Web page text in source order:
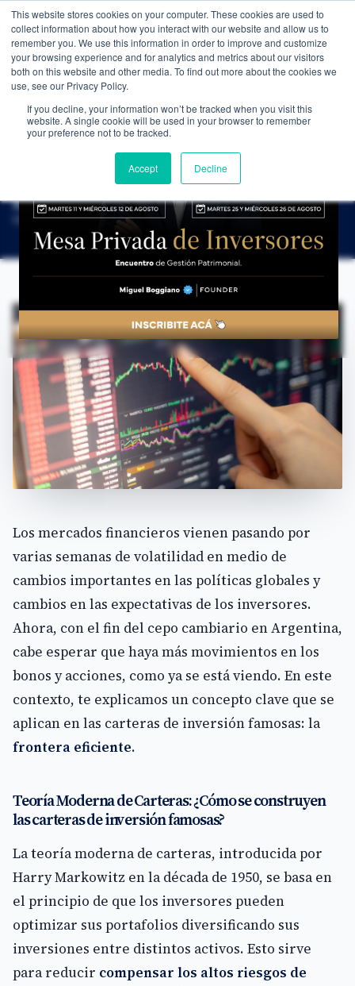
This website stores cookies on your computer. These cookies are used to
collect information about how you interact with our website and allow us to
remember you. We use this information in order to improve and customize
your browsing experience and for analytics and metrics about our visitors
both on this website and other media. To find out more about the cookies we
use, see our Privacy Policy.
If you decline, your information won’t be tracked when you visit this
website. A single cookie will be used in your browser to remember
your preference not to be tracked.
Accept Decline
WEALTH MANAGEMENT CDI MEMBRESÍA
NOTICIAS →
EDUCACIÓN FINANCIERA
La Clave de las Carteras de Inversión
Famosas: La Teoría Moderna y la Frontera
Eficiente
CDI Club de Inversores·14 de abril de 2025
Los mercados financieros vienen pasando por
varias semanas de volatilidad en medio de
cambios importantes en las políticas globales y
cambios en las expectativas de los inversores.
Ahora, con el fin del cepo cambiario en Argentina,
cabe esperar que haya más movimientos en los
bonos y acciones, como ya se está viendo. En este
contexto, te explicamos un concepto clave que se
aplican en las carteras de inversión famosas: la
frontera eficiente.
Teoría Moderna de Carteras: ¿Cómo se construyen
las carteras de inversión famosas?
La teoría moderna de carteras, introducida por
Harry Markowitz en la década de 1950, se basa en
el principio de que los inversores pueden
optimizar sus portafolios diversificando sus
inversiones entre distintos activos. Esto sirve
para reducir compensar los altos riesgos de